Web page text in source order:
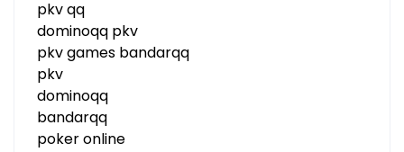
pkv qq
dominoqq pkv
pkv games bandarqq
pkv
dominoqq
bandarqq
poker online